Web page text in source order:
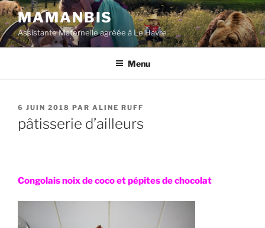
Aller
au
contenu
principal
MAMANBIS
Assistante Maternelle agréée à Le Havre
Menu
PUBLIÉ
6 JUIN 2018 PAR ALINE RUFF
pâtisserie d’ailleurs
Congolais noix de coco et pépites de chocolat